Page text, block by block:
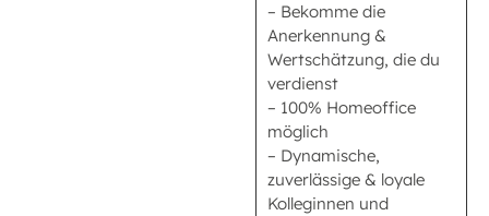
– Bekomme die
Anerkennung &
Wertschätzung, die du
verdienst
– 100% Homeoffice
möglich
– Dynamische,
zuverlässige & loyale
Kolleginnen und